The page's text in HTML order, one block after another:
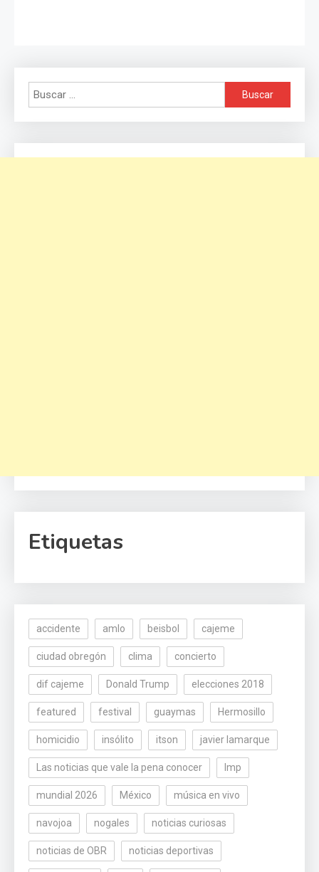
Buscar:
Etiquetas
accidente amlo beisbol cajeme
ciudad obregón clima concierto
dif cajeme Donald Trump elecciones 2018
featured festival guaymas Hermosillo
homicidio insólito itson javier lamarque
Las noticias que vale la pena conocer lmp
mundial 2026 México música en vivo
navojoa nogales noticias curiosas
noticias de OBR noticias deportivas